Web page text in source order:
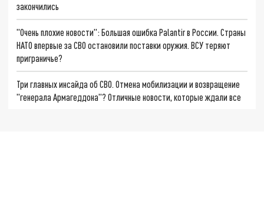
закончились
"Очень плохие новости": Большая ошибка Palantir в России. Страны
НАТО впервые за СВО остановили поставки оружия. ВСУ теряют
приграничье?
Три главных инсайда об СВО. Отмена мобилизации и возвращение
"генерала Армагеддона"? Отличные новости, которые ждали все